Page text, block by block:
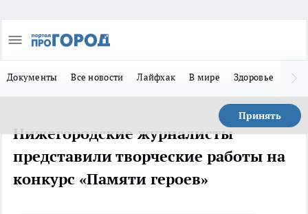
Документы Все новости Лайфхак В мире Здоровье
Принять
Нижегородские журналисты
представили творческие работы на
конкурс «Памяти героев»